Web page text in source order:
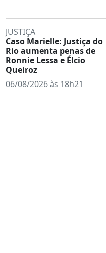
JUSTIÇA
Caso Marielle: Justiça do
Rio aumenta penas de
Ronnie Lessa e Élcio
Queiroz
06/08/2026 às 18h21